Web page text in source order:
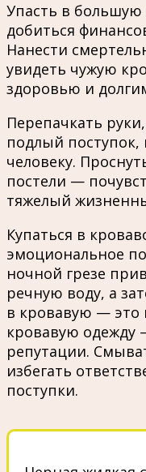
Упасть в большую
добиться
Нанести
увидеть чужую
здоровью и
Перепачкать
подлый поступок,
человеку.
постели —
тяжелый
Купаться в
эмоциональное
ночной грезе
речную воду, а
в кровавую — это
кровавую одежду
репутации.
избегать
поступки.